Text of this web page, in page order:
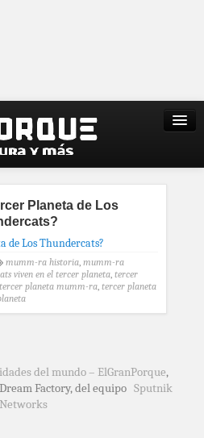
Planeta de Los
mumm-ra historia, mumm-ra
viven en el tercer planeta, tercer
tercer planeta mumm-ra, tercer planeta
del mundo – ElGranPorque,
Factory, del equipo Sputnik
Networks